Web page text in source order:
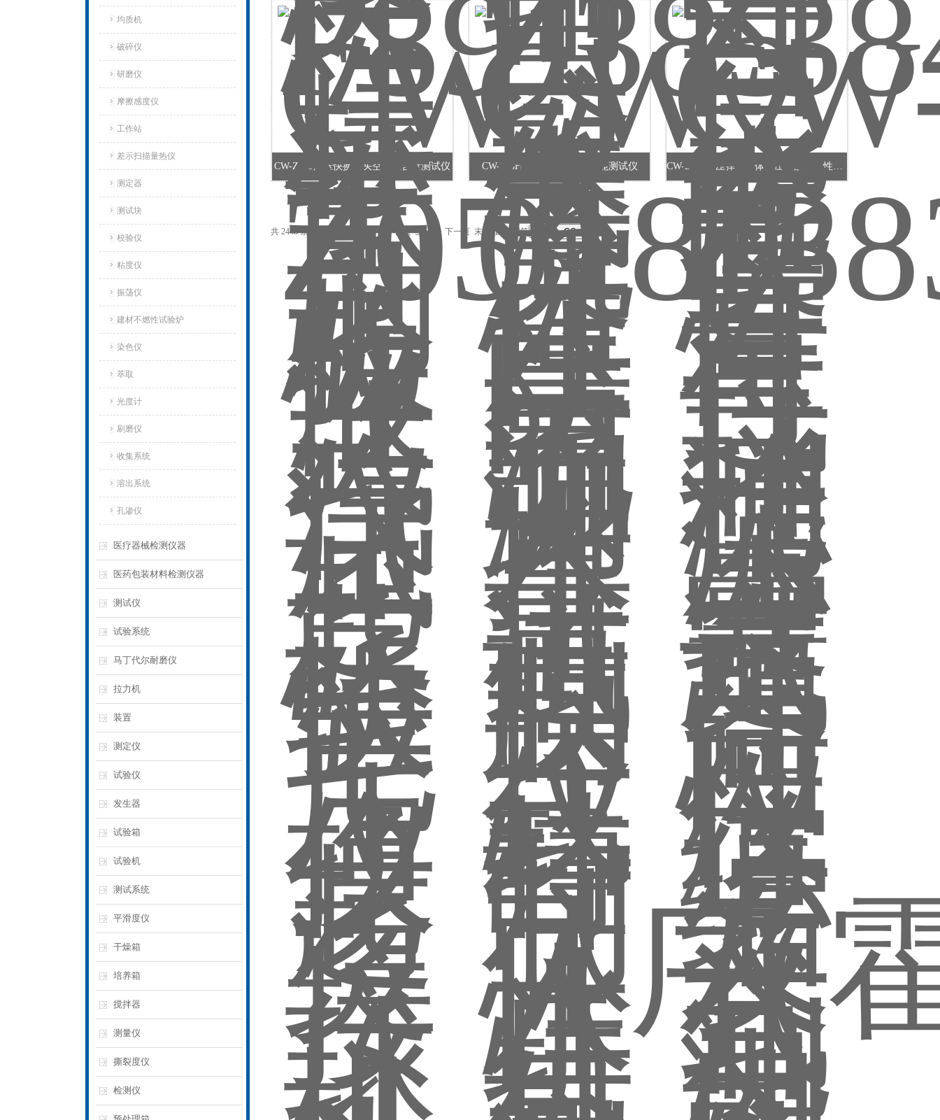
均质机
破碎仪
研磨仪
摩擦感度仪
工作站
差示扫描量热仪
测定器
测试块
校验仪
粘度仪
振荡仪
建材不燃性试验炉
染色仪
萃取
光度计
刷磨仪
收集系统
溶出系统
孔渗仪
医疗器械检测仪器
医药包装材料检测仪器
测试仪
试验系统
马丁代尔耐磨仪
拉力机
装置
测定仪
试验仪
发生器
试验箱
试验机
测试系统
平滑度仪
干燥箱
培养箱
搅拌器
测量仪
撕裂度仪
检测仪
CW-Z059液压快换接头空气包含量测试仪 CW-018F防水膜静水耐压性能测试仪 CW-Z383气压弹道式体外压力波耐压性及压力测试仪
共 2448 条记录，当前 33 / 164 页首页 上一页 下一页 末页 跳转到第